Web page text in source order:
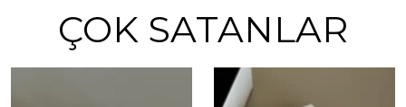
ÇOK SATANLAR